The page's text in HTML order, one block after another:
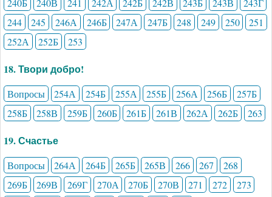
240Б
240В 241 242А 242Б 242В 243Б 243В
243Г
244
245 246А 246Б 247А 247Б 248 249 250
251
252А
252Б 253
18. Твори добро!
Вопросы 254А 254Б 255А 255Б 256А 256Б
257Б
258Б
258В 259Б 260Б 261Б 261В 262А 262Б 263
19. Счастье
Вопросы 264А 264Б 265Б 265В 266 267
268
269Б
269В 269Г 270А 270Б 270В 271 272
273